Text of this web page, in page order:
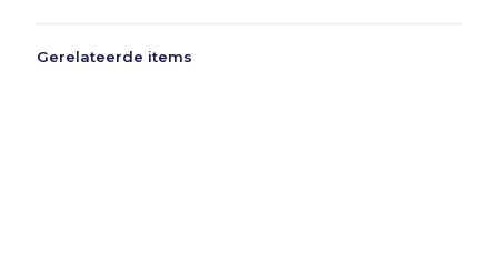
Gerelateerde items